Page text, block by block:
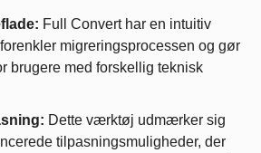
Full Convert har en intuitiv
migreringsprocessen og gør
brugere med forskellig teknisk
Dette værktøj udmærker sig
tilpasningsmuligheder, der